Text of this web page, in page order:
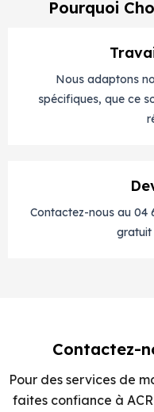
Pourquoi
Nous adaptons
spécifiques, que ce
Contactez-nous au 04
gratuit
Contactez-
Pour des services de
faites confiance à